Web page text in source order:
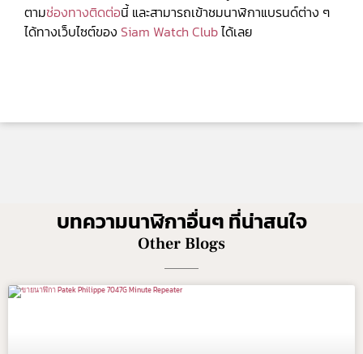
ตามช่องทางติดต่อนี้ และสามารถเข้าชมนาฬิกาแบรนด์ต่าง ๆ
ได้ทางเว็บไซต์ของ Siam Watch Clubได้เลย
บทความนาฬิกาอื่นๆ ที่น่าสนใจ
Other Blogs